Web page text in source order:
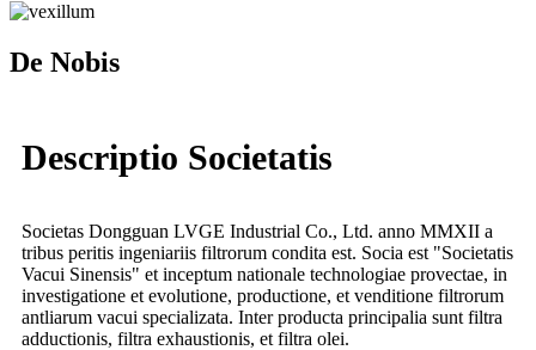
De Nobis
Descriptio Societatis
Societas Dongguan LVGE Industrial Co., Ltd. anno MMXII a
tribus peritis ingeniariis filtrorum condita est. Socia est "Societatis
Vacui Sinensis" et inceptum nationale technologiae provectae, in
investigatione et evolutione, productione, et venditione filtrorum
antliarum vacui specializata. Inter producta principalia sunt filtra
adductionis, filtra exhaustionis, et filtra olei.